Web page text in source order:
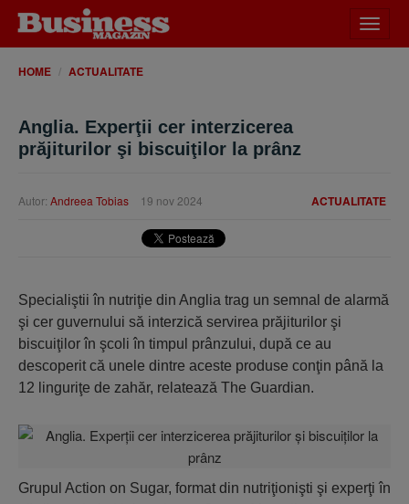
meniu
HOME ACTUALITATE
Anglia. Experţii cer interzicerea
prăjiturilor şi biscuiţilor la prânz
ACTUALITATE
Autor: Andreea Tobias 19 nov 2024
Specialiştii în nutriţie din Anglia trag un semnal de alarmă
şi cer guvernului să interzică servirea prăjiturilor şi
biscuiţilor în şcoli în timpul prânzului, după ce au
descoperit că unele dintre aceste produse conţin până la
12 linguriţe de zahăr, relatează The Guardian.
Grupul Action on Sugar, format din nutriţionişti şi experţi în